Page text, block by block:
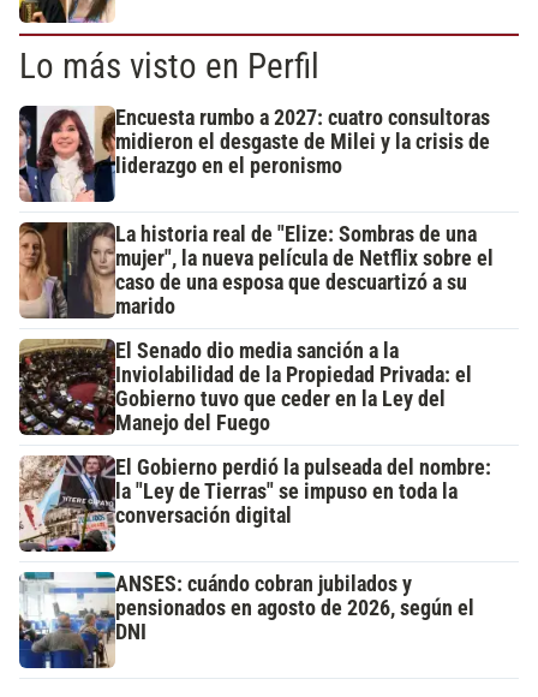
Lo más visto en Perfil
Encuesta rumbo a 2027: cuatro consultoras
midieron el desgaste de Milei y la crisis de
liderazgo en el peronismo
La historia real de "Elize: Sombras de una
mujer", la nueva película de Netflix sobre el
caso de una esposa que descuartizó a su
marido
El Senado dio media sanción a la
Inviolabilidad de la Propiedad Privada: el
Gobierno tuvo que ceder en la Ley del
Manejo del Fuego
El Gobierno perdió la pulseada del nombre:
la "Ley de Tierras" se impuso en toda la
conversación digital
ANSES: cuándo cobran jubilados y
pensionados en agosto de 2026, según el
DNI